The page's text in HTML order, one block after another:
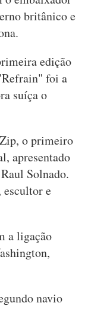
britânico e
edição
foi a
suíça o
o primeiro
apresentado
Solnado.
e
a ligação
navio